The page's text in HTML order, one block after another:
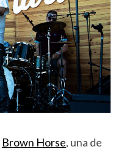
Brown Horse, una de